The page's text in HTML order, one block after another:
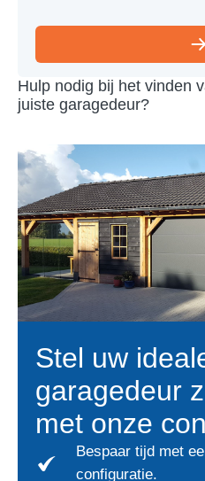
Hulp nodig bij het vinden
juiste garagedeur?
Stel uw
garagedeur
met onze
Bespaar tijd met
configuratie.